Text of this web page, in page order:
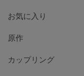
お気に入り
原作
カップリング